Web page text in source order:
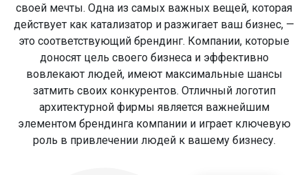
своей мечты. Одна из самых важных вещей, которая
действует как катализатор и разжигает ваш бизнес, —
это соответствующий брендинг. Компании, которые
доносят цель своего бизнеса и эффективно
вовлекают людей, имеют максимальные шансы
затмить своих конкурентов. Отличный логотип
архитектурной фирмы является важнейшим
элементом брендинга компании и играет ключевую
роль в привлечении людей к вашему бизнесу.